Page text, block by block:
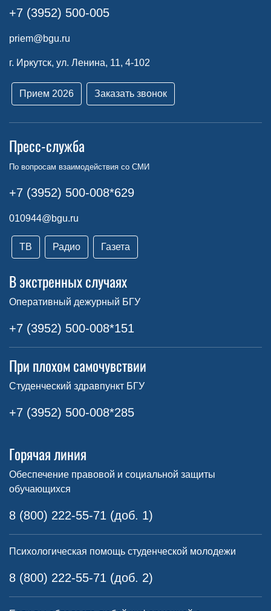
+7 (3952) 500-005
priem@bgu.ru
г. Иркутск, ул. Ленина, 11, 4-102
Прием 2026 Заказать звонок
Пресс-служба
По вопросам взаимодействия со СМИ
+7 (3952) 500-008*629
010944@bgu.ru
ТВ Радио Газета
В экстренных случаях
Оперативный дежурный БГУ
+7 (3952) 500-008*151
При плохом самочувствии
Студенческий здравпункт БГУ
+7 (3952) 500-008*285
Горячая линия
Обеспечение правовой и социальной защиты
обучающихся
8 (800) 222-55-71 (доб. 1)
Психологическая помощь студенческой молодежи
8 (800) 222-55-71 (доб. 2)